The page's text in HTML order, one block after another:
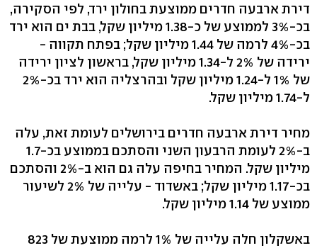
דירת ארבעה חדרים ממוצעת בחולון ירד, לפי הסקירה,
בכ-3% לממוצע של כ-1.38 מיליון שקל, בבת ים הוא ירד
בכ-4% לרמה של 1.44 מיליון שקל; בפתח תקווה -
ירידה של 2% ל-1.34 מיליון שקל, בראשון לציון ירידה
של 1% ל-1.24 מיליון שקל ובהרצליה הוא ירד בכ-2%
ל-1.74 מיליון שקל.
מחיר דירת ארבעה חדרים בירושלים לעומת זאת, עלה
ב-2% לעומת הרבעון השני והסתכם בממוצע בכ-1.7
מיליון שקל. המחיר בחיפה עלה גם הוא ב-2% והסתכם
בכ-1.17 מיליון שקל; באשדוד - עלייה של 2% לשיעור
ממוצע של 1.14 מיליון שקל.
באשקלון חלה עלייה של 1% לרמה ממוצעת של 823